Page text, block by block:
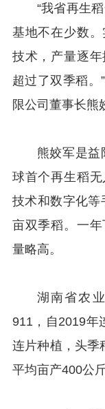
“我省再生
基地不在少数
技术，产量逐
超过了双季稻。
限公司董事长熊
熊姣军是益
球首个再生稻
技术和数字化等
亩双季稻。一
量略高。
湖南省农
911，自2019年
连片种植，头季
平均亩产400公